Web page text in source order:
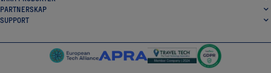
PARTNERSKAP
SUPPORT